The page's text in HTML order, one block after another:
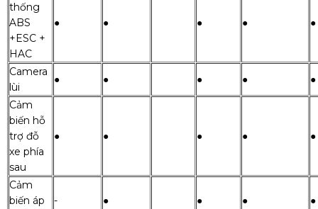
thống
ABS
+ESC +
HAC
● ● ● ● ●
Camera
lùi
● ● ● ●
●
Cảm
biến hỗ
trợ đỗ
xe phía
sau
● ● ● ● ●
Cảm
biến áp
- ● ● ● ●